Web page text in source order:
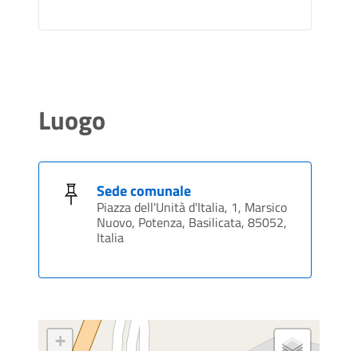
Luogo
Sede comunale
Piazza dell'Unità d'Italia, 1, Marsico
Nuovo, Potenza, Basilicata, 85052,
Italia
+